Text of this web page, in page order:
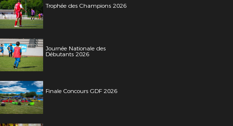
Trophée des Champions 2026
Journée Nationale des
Débutants 2026
Finale Concours GDF 2026